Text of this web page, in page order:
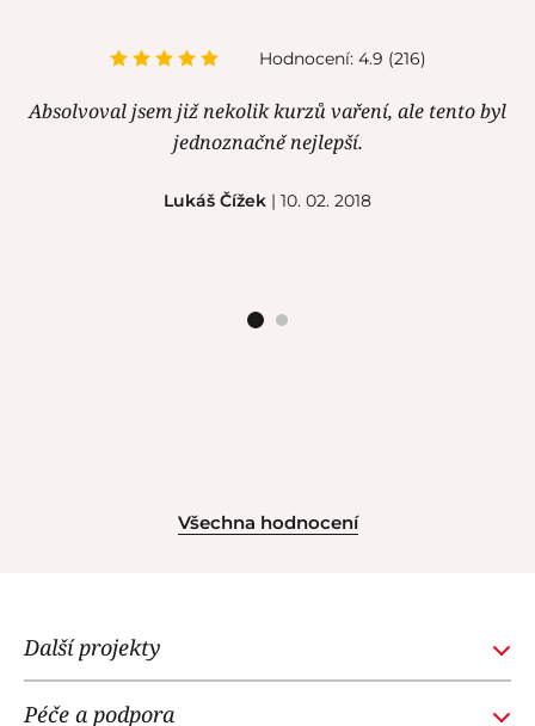
Hodnocení: 4.9 (216)
Absolvoval jsem již nekolik kurzů vaření, ale tento byl
jednoznačně nejlepší.
Lukáš Čížek | 10. 02. 2018
Všechna hodnocení
Další projekty
Péče a podpora